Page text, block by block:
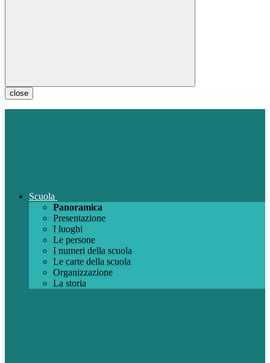
close
Scuola
Panoramica
Presentazione
I luoghi
Le persone
I numeri della scuola
Le carte della scuola
Organizzazione
La storia